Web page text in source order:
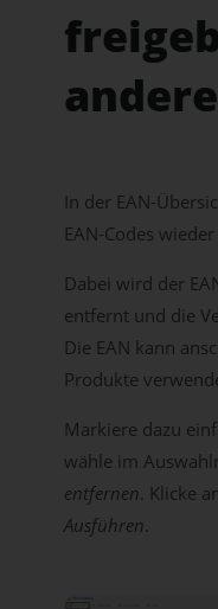
In der EAN-
EAN-Codes
Dabei wird der
entfernt und die
Die EAN kann
Produkte
Markiere dazu
wähle im
entfernen. Klicke
Ausführen.